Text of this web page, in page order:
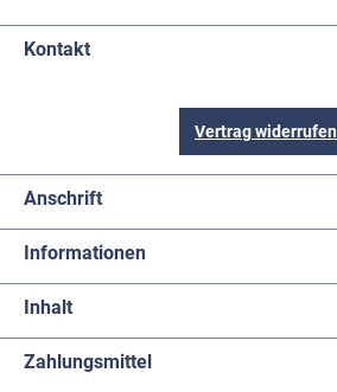
Kontakt
Vertrag widerrufen
Anschrift
Informationen
Inhalt
Zahlungsmittel